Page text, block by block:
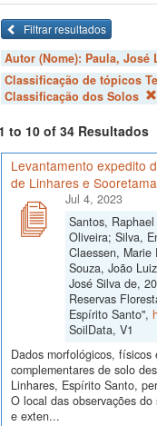
Filtrar resultados
Autor (Nome): Paula, José
Classificação de tópicos
Classificação dos Solos
to 10 of 34 Resultados
Levantamento expedito
de Linhares e
Jul 4, 2023
Santos,
Oliveira; Silva,
Claessen, Marie
Souza, João
José Silva de,
Reservas
Espírito Santo",
SoilData, V1
Dados morfológicos,
complementares de solo
Linhares, Espírito Santo,
O local das observações
e exten...